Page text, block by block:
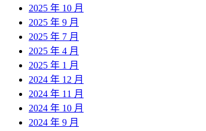
2025 年 10 月
2025 年 9 月
2025 年 7 月
2025 年 4 月
2025 年 1 月
2024 年 12 月
2024 年 11 月
2024 年 10 月
2024 年 9 月